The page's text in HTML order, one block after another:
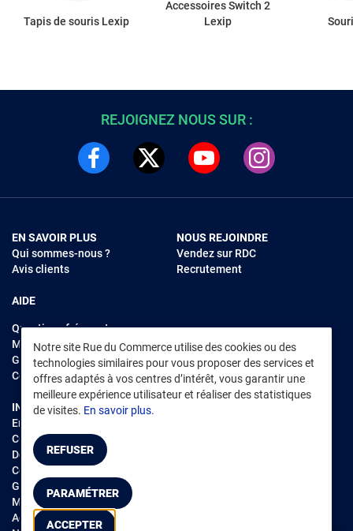
Tapis de souris Lexip
Accessoires Switch 2
Lexip
REJOIGNEZ NOUS SUR :
EN SAVOIR PLUS
Qui sommes-nous ?
Avis clients
AIDE
Questions fréquentes
Modes de règlements
Garantie et retours
Contacter Rue du Commerce
NOUS REJOINDRE
Vendez sur RDC
Recrutement
INFORMATIONS LÉGALES
Environnement
CGV /CGU Marketplace
Données personnelles
Cookies
Gérer mes cookies
Mentions légales
Accessibilité : non conforme
Notre site Rue du Commerce utilise des cookies ou des
technologies similaires pour vous proposer des services et
offres adaptés à vos centres d’intérêt, vous garantir une
meilleure expérience utilisateur et réaliser des statistiques
de visites. En savoir plus.
REFUSER
PARAMÉTRER
ACCEPTER